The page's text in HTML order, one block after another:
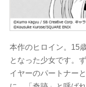
本作のヒロイン。15
となった少女です。
イヤーのパートナー